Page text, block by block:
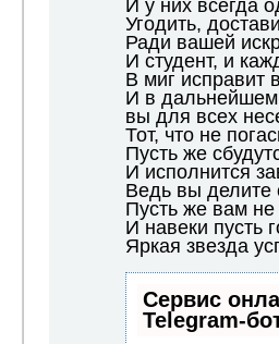
И у них всегда
Угодить,
Ради вашей
И студент, и
В миг исправит
И в дальнейшем
вы для всех
Тот, что не
Пусть же
И исполнится
Ведь вы делите
Пусть же вам не
И навеки пусть
Яркая звезда
Сервис
Telegram-